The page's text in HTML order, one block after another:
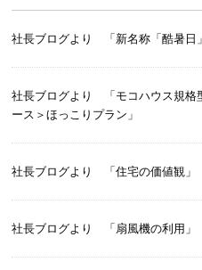
社長ブログより 「新名称「酷暑日
社長ブログより 「モコハウス規格
ース＞ほっこりプラン」
社長ブログより 「住宅の価値観」
社長ブログより 「扇風機の利用」